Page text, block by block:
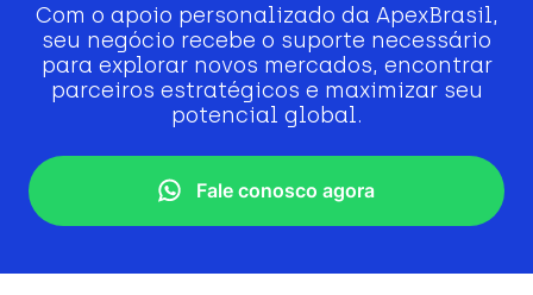
Com o apoio personalizado da ApexBrasil,
seu negócio recebe o suporte necessário
para explorar novos mercados, encontrar
parceiros estratégicos e maximizar seu
potencial global.
Fale conosco agora